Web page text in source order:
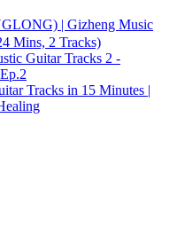
| Gizheng Music
Mins, 2 Tracks)
Guitar Tracks 2 -
Tracks in 15 Minutes |